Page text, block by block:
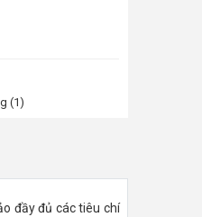
(1)
đầy đủ các tiêu chí